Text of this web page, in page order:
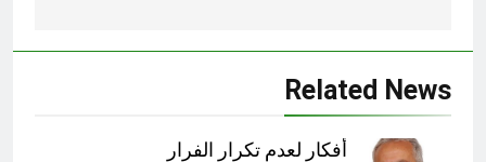
Related News
أفكار لعدم تكرار الفرار